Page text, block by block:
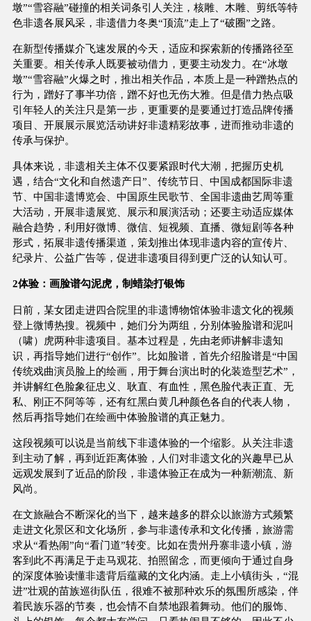
墩”“雪容融”碰撞的相关词条引人关注，核雕、木雕、剪纸等特
色非遗各展风采，非遗借力冬奥“顶流”走上了“破圈”之路。
在新型传播媒介飞速发展的今天，适应和探索新的传播路径至
关重要。相关传承人既要被动借力，更要主动发力。在“冰墩
墩”“雪容融”火爆之时，推出相关作品，本质上是一种蹭热点的
行为，蹭好了事半功倍，蹭不好也无伤大雅。但是借力热点吸
引年轻人的关注只是第一步，更重要的是要通过打造品牌传播
项目、开展展示展览活动讲好非遗精彩故事，进而推动非遗的
传承与保护。
具体来说，非遗相关主体不仅要紧跟时代大潮，把握历史机
遇，结合“文化和自然遗产日”、传统节日、中国成都国际非遗
节、中国非遗博览会、中国原生民歌节、全国非遗曲艺周等重
大活动，开展非遗展览、展示和展演活动；还要主动适应媒体
融合趋势，利用好微博、微信、短视频、直播、微短剧等各种
形式，拓展非遗传播渠道，策划推出体现非遗内容的宣传片、
纪录片、公益广告等，促进非遗项目得到更广泛的认知认可。
2体验：画脸谱勾泥虎，制蜡染打银饰
日前，某女团走进四合院里的非遗博物馆体验非遗文化的视频
登上微博热搜。视频中，她们分为两组，分别体验脸谱和泥叫
（啸）虎两种非遗项目。基本过程是，先由老师讲解非遗知
识，再指导她们进行“创作”。比如脸谱，首先介绍脸谱是“中国
传统戏曲演员脸上的绘画，用于舞台演出时的化装造型艺术”，
并讲解红色脸象征忠义、耿直、有血性，黑色脸代表正直、无
私、刚正不阿等等，还有红黑白黄几种颜色各自的代表人物，
然后再指导她们在绘画中体验脸谱的真正魅力。
这段视频可以说是当前线下非遗体验的一个缩影。从关注非遗
到主动了解，再到近距离体验，人们对非遗文化的兴趣早已从
远观发展到了近品的阶段，非遗体验正在成为一种新潮流、新
风尚。
在文旅融合不断深化的当下，越来越多的群众以旅游方式频繁
走进文化景区和文化场所，参与非遗传承和文化传播，旅游需
求从“看热闹”向“看门道”转变。比如在贵州丹寨非遗小镇，游
客到此不再满足于走马观花、拍照留念，而更倾向于通过自身
的深度体验读懂非遗背后蕴藏的文化内涵。走上小镇街头，“混
进”壮观的苗族巡街队伍，很难不被那种欢乐的氛围所感染，伴
着民族乐器的节奏，也会情不自禁地跟着舞动。他们的服饰、